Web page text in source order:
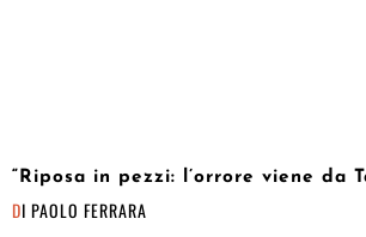
“Riposa in pezzi: l’orrore viene da
DI PAOLO FERRARA